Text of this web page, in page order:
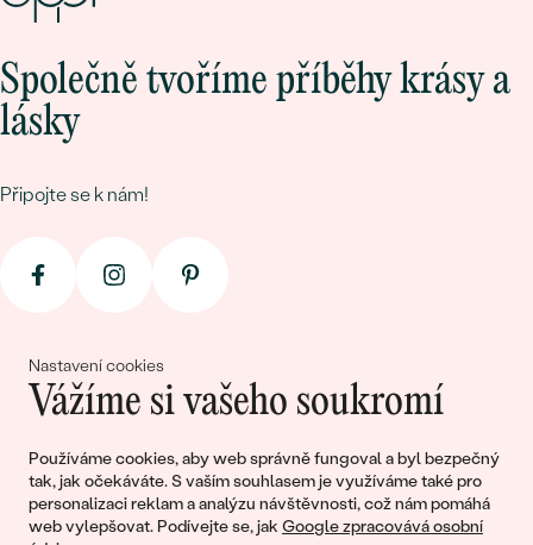
Nastavení cookies
Vážíme si vašeho soukromí
Používáme cookies, aby web správně fungoval a byl bezpečný
tak, jak očekáváte. S vaším souhlasem je využíváme také pro
personalizaci reklam a analýzu návštěvnosti, což nám pomáhá
web vylepšovat. Podívejte se, jak Google zpracovává osobní
Společně tvoříme příběhy krásy a
lásky
Připojte se k nám!